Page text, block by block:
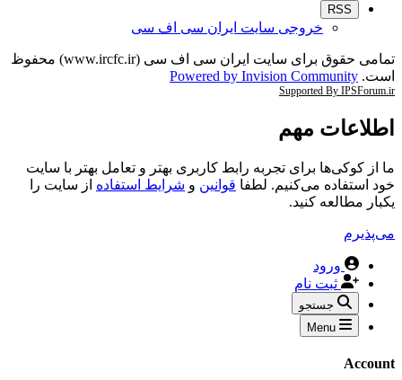
RSS
خروجی سایت ایران سی اف سی
تمامی حقوق برای سایت ایران سی اف سی (www.ircfc.ir) محفوظ
است. Powered by Invision Community
Supported By IPSForum.ir
اطلاعات مهم
ما از کوکی‌ها برای تجربه رابط کاربری بهتر و تعامل بهتر با سایت
خود استفاده می‌کنیم. لطفا قوانین و شرایط استفاده از سایت را
یکبار مطالعه کنید.
می‌پذیرم
ورود
ثبت نام
جستجو
Menu
Account